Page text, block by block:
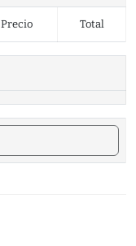
Precio Total